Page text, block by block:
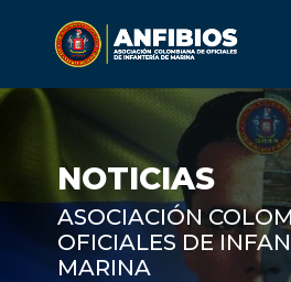
NOTICIAS
ASOCIACIÓN
OFICIALES DE
MARINA